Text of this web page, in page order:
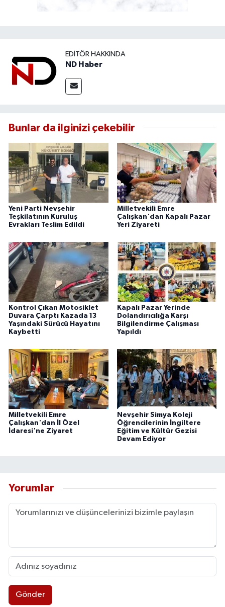
EDITÖR HAKKINDA
ND Haber
Bunlar da ilginizi çekebilir
Yeni Parti Nevşehir
Teşkilatının Kuruluş
Evrakları Teslim Edildi
Milletvekili Emre
Çalışkan'dan Kapalı Pazar
Yeri Ziyareti
Kontrol Çıkan Motosiklet
Duvara Çarptı Kazada 13
Yaşındaki Sürücü Hayatını
Kaybetti
Kapalı Pazar Yerinde
Dolandırıcılığa Karşı
Bilgilendirme Çalışması
Yapıldı
Milletvekili Emre
Çalışkan'dan İl Özel
İdaresi'ne Ziyaret
Nevşehir Simya Koleji
Öğrencilerinin İngiltere
Eğitim ve Kültür Gezisi
Devam Ediyor
Yorumlar
Gönder